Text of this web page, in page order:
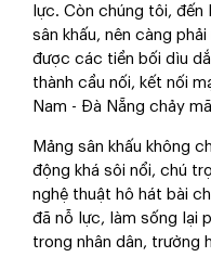
lực. Còn chúng tôi, đến
sân khấu, nên càng
được các tiền bối dìu
thành cầu nối, kết nối
Nam - Đà Nẵng chảy
Mảng sân khấu không
động khá sôi nổi, chú
nghệ thuật hô hát bài
đã nỗ lực, làm sống lại
trong nhân dân, trường